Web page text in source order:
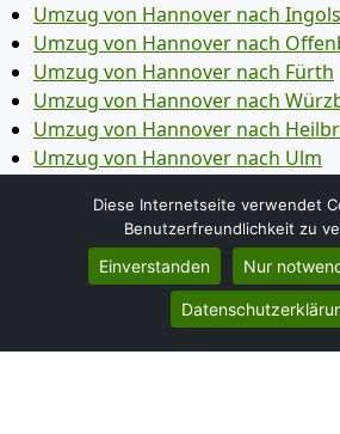
Umzug von Hannover nach
Umzug von Hannover nach
Umzug von Hannover nach Fürth
Umzug von Hannover nach
Umzug von Hannover nach
Umzug von Hannover nach Ulm
Umzug von Hannover nach
Umzug von Hannover nach
Umzug von Hannover nach
Umzug von Hannover nach
Umzug von Hannover nach
Umzug von Hannover nach
Diese Internetseite verwendet
Benutzerfreundlichkeit zu
Einverstanden Nur